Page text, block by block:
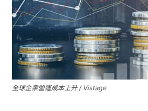
全球企業營運成本上升 / Vistage